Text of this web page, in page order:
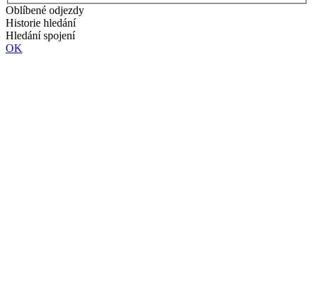
Oblíbené odjezdy
Historie hledání
Hledání spojení
OK